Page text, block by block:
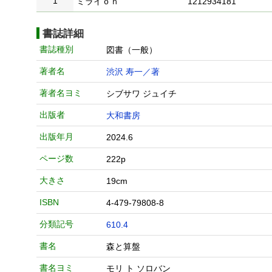
書誌詳細
書誌種別 図書（一般）
著者名 渋沢 寿一／著
著者名ヨミ シブサワ ジュイチ
出版者 大和書房
出版年月 2024.6
ページ数 222p
大きさ 19cm
ISBN 4-479-79808-8
分類記号 610.4
書名 森と算盤
書名ヨミ モリ ト ソロバン